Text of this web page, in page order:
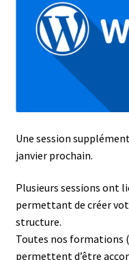
Une session
janvier prochain.
Plusieurs sessions ont
permettant de créer
structure.
Toutes nos formations
permettent d’être